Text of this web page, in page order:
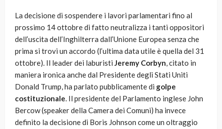
La decisione di sospendere i lavori parlamentari fino al
prossimo 14 ottobre di fatto neutralizza i tanti oppositori
dell’uscita dell’Inghilterra dall’Unione Europea senza che
prima si trovi un accordo (l’ultima data utile è quella del 31
ottobre). Il leader dei laburisti Jeremy Corbyn, citato in
maniera ironica anche dal Presidente degli Stati Uniti
Donald Trump, ha parlato pubblicamente di golpe
costituzionale. Il presidente del Parlamento inglese John
Bercow (speaker della Camera dei Comuni) ha invece
definito la decisione di Boris Johnson come un oltraggio